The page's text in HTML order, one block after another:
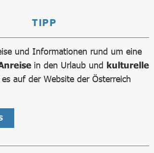
TIPP
und Informationen rund um eine
in den Urlaub und kulturelle
auf der Website der Österreich